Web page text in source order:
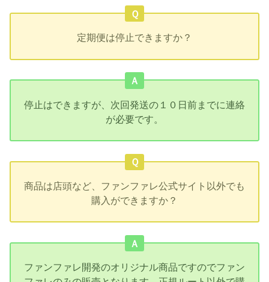
Ｑ
定期便は停止できますか？
Ａ
停止はできますが、次回発送の１０日前までに連絡
が必要です。
Ｑ
商品は店頭など、ファンファレ公式サイト以外でも
購入ができますか？
Ａ
ファンファレ開発のオリジナル商品ですのでファン